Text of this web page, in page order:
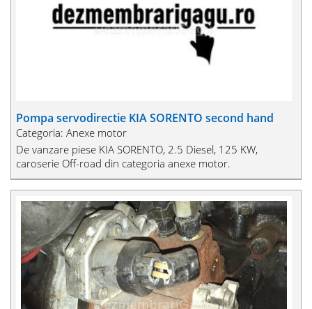
Pompa servodirectie KIA SORENTO second hand
Categoria: Anexe motor
De vanzare piese KIA SORENTO, 2.5 Diesel, 125 KW,
caroserie Off-road din categoria anexe motor.